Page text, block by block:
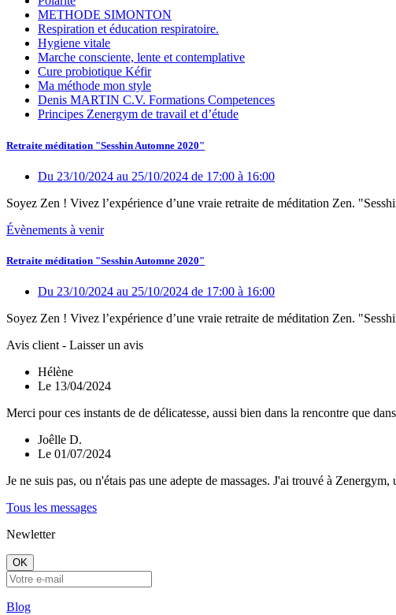
METHODE SIMONTON
Respiration et éducation respiratoire.
Hygiene vitale
Marche consciente, lente et contemplative
Cure probiotique Kéfir
Ma méthode mon style
Denis MARTIN C.V. Formations Competences
Principes Zenergym de travail et d’étude
Retraite méditation "Sesshin Automne 2020"
Du 23/10/2024 au 25/10/2024 de 17:00 à 16:00
Soyez Zen ! Vivez l’expérience d’une vraie retraite de méditation Zen.
Évènements à venir
Retraite méditation "Sesshin Automne 2020"
Du 23/10/2024 au 25/10/2024 de 17:00 à 16:00
Soyez Zen ! Vivez l’expérience d’une vraie retraite de méditation Zen.
Avis client - Laisser un avis
Hélène
Le 13/04/2024
Merci pour ces instants de de délicatesse, aussi bien dans la rencontre que
Joêlle D.
Le 01/07/2024
Je ne suis pas, ou n'étais pas une adepte de massages. J'ai trouvé à Zenergym,
Tous les messages
Newletter
OK
Blog